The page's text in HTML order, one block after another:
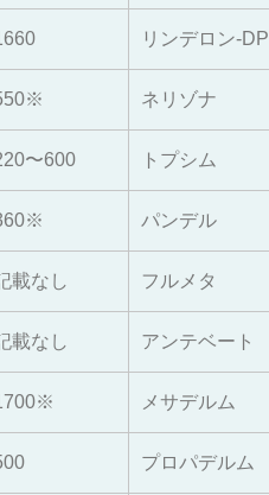
リンデロン‐DP
ネリゾナ
〜600 トプシム
パンデル
載なし フルメタ
載なし アンテベート
メサデルム
プロパデルム